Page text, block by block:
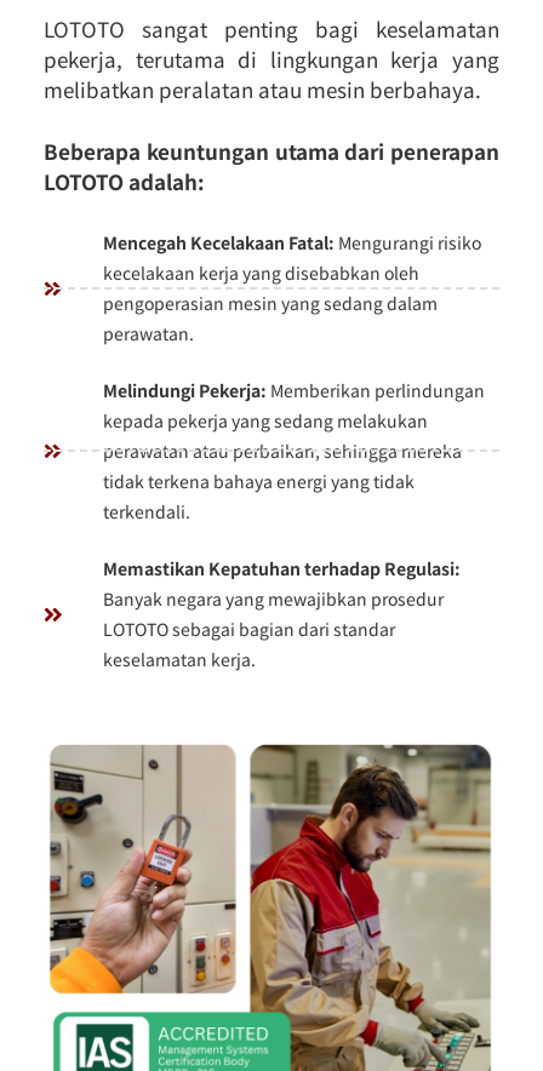
LOTOTO sangat penting bagi keselamatan
pekerja, terutama di lingkungan kerja yang
melibatkan peralatan atau mesin berbahaya.
Beberapa keuntungan utama dari penerapan
LOTOTO adalah:
Mencegah Kecelakaan Fatal: Mengurangi risiko
kecelakaan kerja yang disebabkan oleh
pengoperasian mesin yang sedang dalam
perawatan.
Melindungi Pekerja: Memberikan perlindungan
kepada pekerja yang sedang melakukan
perawatan atau perbaikan, sehingga mereka
tidak terkena bahaya energi yang tidak
terkendali.
Memastikan Kepatuhan terhadap Regulasi:
Banyak negara yang mewajibkan prosedur
LOTOTO sebagai bagian dari standar
keselamatan kerja.